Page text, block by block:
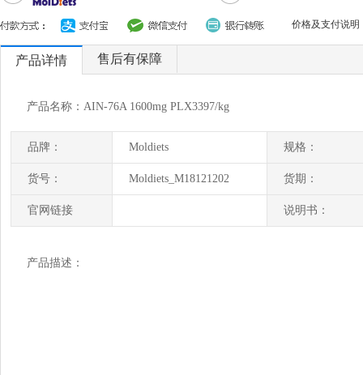
价格及支付说明
产品详情 售后有保障
产品名称：AIN-76A 1600mg PLX3397/kg
品牌： Moldiets 规格：
货号： Moldiets_M18121202 货期：
官网链接 说明书：
产品描述：